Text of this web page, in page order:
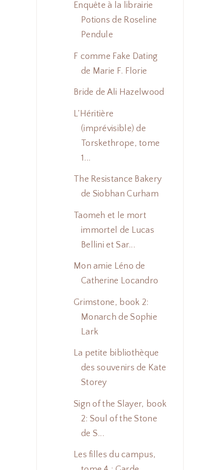
Enquête à la librairie
Potions de Roseline
Pendule
F comme Fake Dating
de Marie F. Florie
Bride de Ali Hazelwood
L’Héritière
(imprévisible) de
Torskethrope, tome
1...
The Resistance Bakery
de Siobhan Curham
Taomeh et le mort
immortel de Lucas
Bellini et Sar...
Mon amie Léno de
Catherine Locandro
Grimstone, book 2:
Monarch de Sophie
Lark
La petite bibliothèque
des souvenirs de Kate
Storey
Sign of the Slayer, book
2: Soul of the Stone
de S...
Les filles du campus,